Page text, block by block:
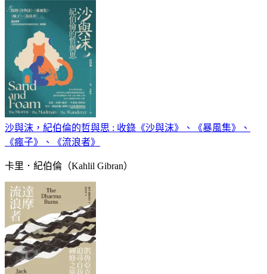
沙與沫，紀伯倫的哲與思 : 收錄《沙與沫》、《暴風集》、
《瘋子》、《流浪者》
卡里．紀伯倫（Kahlil Gibran）